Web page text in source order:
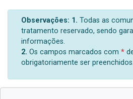
Observações: 1. Todas as
tratamento reservado, sendo
informações.
2. Os campos marcados com *
obrigatoriamente ser preenchidos.